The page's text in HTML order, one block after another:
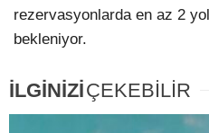
rezervasyonlarda en az 2
bekleniyor.
İLGİNİZİÇEKEBİLİR